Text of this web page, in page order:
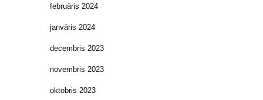
februāris 2024
janvāris 2024
decembris 2023
novembris 2023
oktobris 2023